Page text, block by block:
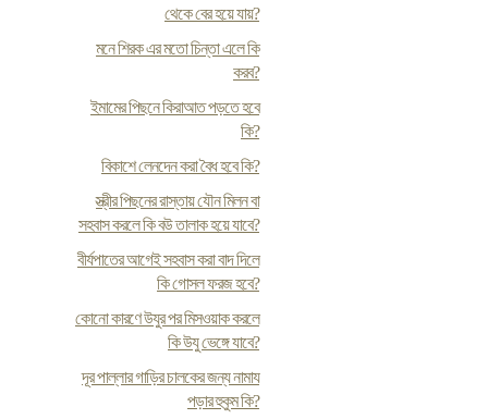
থেকে বের হয়ে যায়?
মনে শিরক এর মতো চিন্তা এলে কি
করব?
ইমামের পিছনে কিরাআত পড়তে হবে
কি?
বিকাশে লেনদেন করা বৈধ হবে কি?
স্ত্রীর পিছনের রাস্তায় যৌন মিলন বা
সহবাস করলে কি বউ তালাক হয়ে যাবে?
বীর্যপাতের আগেই সহবাস করা বাদ দিলে
কি গোসল ফরজ হবে?
কোনো কারণে উযুর পর মিসওয়াক করলে
কি উযু ভেঙ্গে যাবে?
দূর পাল্লার গাড়ির চালকের জন্য নামায
পড়ার হুকুম কি?